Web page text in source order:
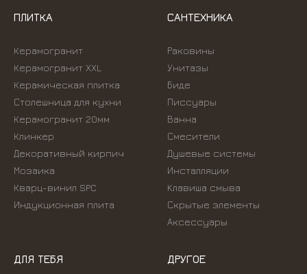
ПЛИТКА
Керамогранит
Керамогранит XXL
Керамическая плитка
Столешница для кухни
Керамогранит 20мм
Клинкер
Декоративный кирпич
Мозаика
Кварц-винил SPC
Индукционная плита
САНТЕХНИКА
Раковины
Унитазы
Биде
Писсуары
Ванна
Смесители
Душевые системы
Инсталляции
Kлавиша смыва
Скрытые элементы
Аксессуары
ДЛЯ ТЕБЯ ДРУГОЕ